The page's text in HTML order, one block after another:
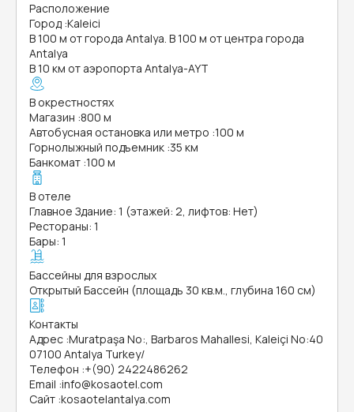
Расположение
Город :Kaleici
В 100 м от города Antalya. В 100 м от центра города
Antalya
В 10 км от аэропорта Antalya-AYT
В окрестностях
Магазин :800 м
Автобусная остановка или метро :100 м
Горнолыжный подъемник :35 км
Банкомат :100 м
В отеле
Главное Здание: 1 (этажей: 2, лифтов: Нет)
Рестораны: 1
Бары: 1
Бассейны для взрослых
Открытый Бассейн (площадь 30 кв.м., глубина 160 см)
Контакты
Адрес :Muratpaşa No:, Barbaros Mahallesi, Kaleiçi No:40
07100 Antalya Turkey/
Телефон :+(90) 2422486262
Email :info@kosaotel.com
Сайт :kosaotelantalya.com